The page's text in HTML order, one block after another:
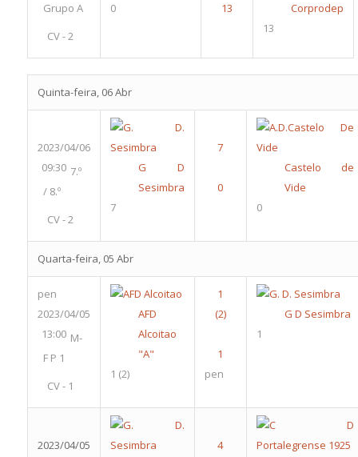
Grupo A
CV - 2
0
Corprodep
13
Quinta-feira, 06 Abr
2023/04/06
09:30 7.º
/ 8.º
CV - 2
G D
Sesimbra
7
Castelo de
Vide
0
Quarta-feira, 05 Abr
pen
2023/04/05
13:00 M-
F P 1
CV - 1
AFD
Alcoitao
"A"
1 (2) pen
G D Sesimbra
1
2023/04/05